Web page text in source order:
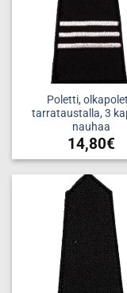
Poletti,
tarrataustalla, 3
nauhaa
14,80€